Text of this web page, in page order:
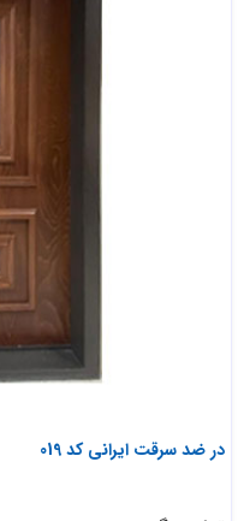
در ضد سرقت ایرانی کد 019